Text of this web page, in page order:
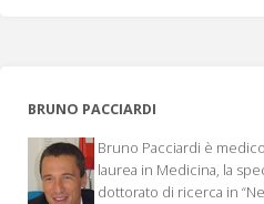
BRUNO PACCIARDI
Bruno Pacciardi è
laurea in Medicina, la
dottorato di ricerca in